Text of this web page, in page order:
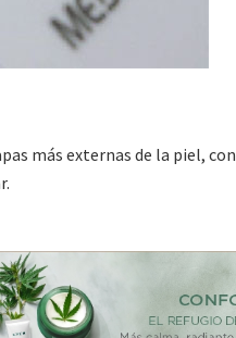
más externas de la piel,